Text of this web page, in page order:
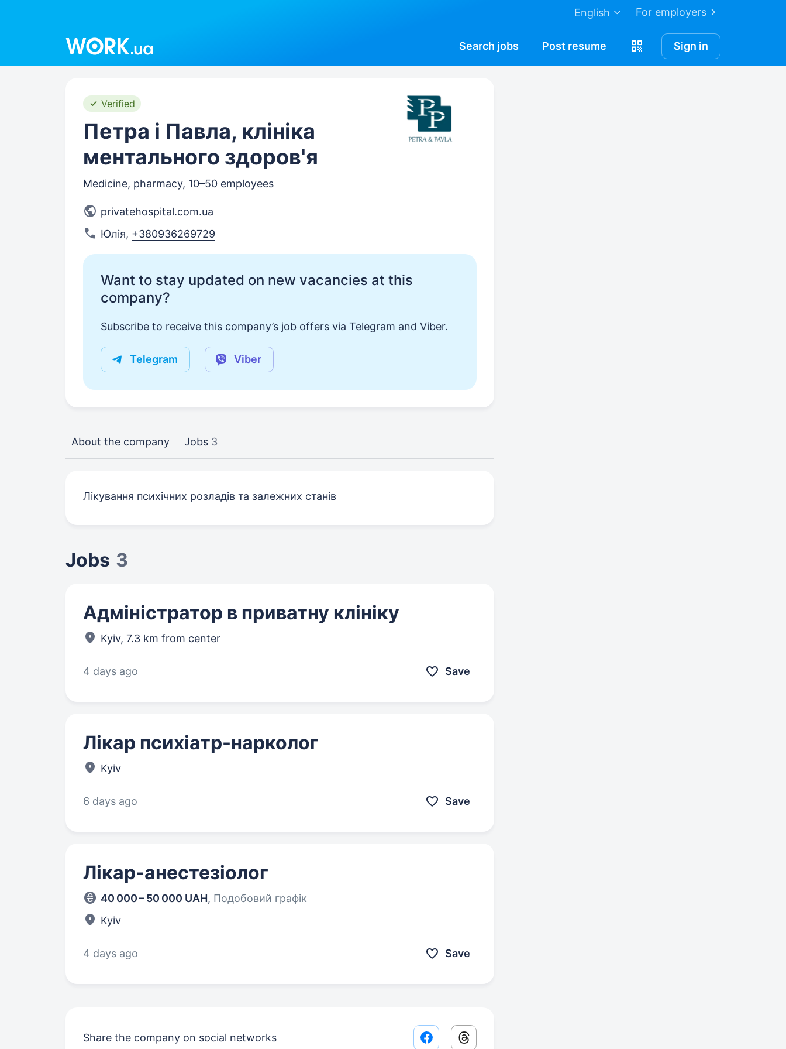
For employers
English
Search jobs Post resume Sign in
Verified
Петра і Павла, клініка
ментального здоров'я
Medicine, pharmacy, 10–50 employees
privatehospital.com.ua
Юлія, +380936269729
Want to stay updated on new vacancies at this
company?
Subscribe to receive this company’s job offers via Telegram and Viber.
Telegram Viber
About the company Jobs 3
Лікування психічних розладів та залежних станів
Jobs 3
Адміністратор в приватну клініку
Kyiv, 7.3 km from center
4 days ago Save
Лікар психіатр-нарколог
Kyiv
6 days ago Save
Лікар-анестезіолог
40 000 – 50 000 UAH, Подобовий графік
Kyiv
4 days ago Save
Share the company on social networks Facebook share link
Threads share link